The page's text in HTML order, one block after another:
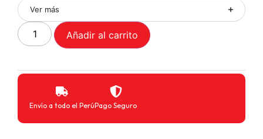
Ver más
Añadir al carrito
Envío a todo el PerúPago Seguro